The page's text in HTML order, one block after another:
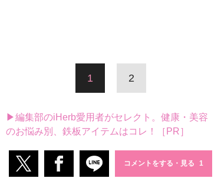
1 2
▶編集部のiHerb愛用者がセレクト。健康・美容
のお悩み別、鉄板アイテムはコレ！［PR］
コメントをする・見る